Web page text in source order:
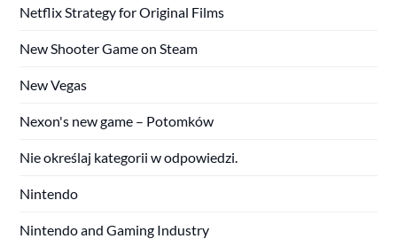
Netflix Strategy for Original Films
New Shooter Game on Steam
New Vegas
Nexon's new game – Potomków
Nie określaj kategorii w odpowiedzi.
Nintendo
Nintendo and Gaming Industry